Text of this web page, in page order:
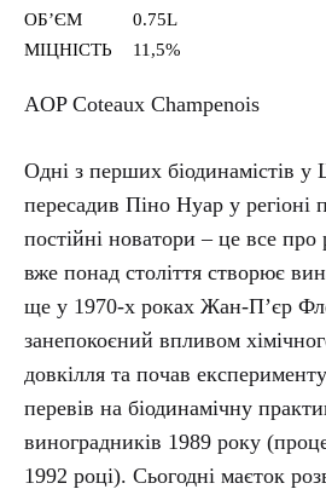
ОБʼЄМ
0.75L
МІЦНІСТЬ
11,5%
AOP Coteaux Champenois
Одні з перших біодинамістів
пересадив Піно Нуар у регіоні
постійні новатори – це все
вже понад століття створює
ще у 1970-х роках Жан-П’єр
занепокоєний впливом
довкілля та почав
перевів на біодинамічну
виноградників 1989 року
1992 році). Сьогодні маєток